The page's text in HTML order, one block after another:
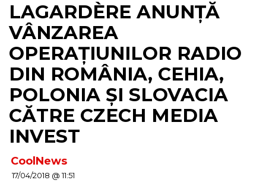
BREAKFAST
TIC TALK
CÂȘTIGĂ
HOT 30
DANCEFLOOR CHART
RADIO ACADEMY
LAGARDÈRE ANUNȚĂ
VÂNZAREA
OPERAȚIUNILOR RADIO
DIN ROMÂNIA, CEHIA,
POLONIA ȘI SLOVACIA
CĂTRE CZECH MEDIA
INVEST
CoolNews
17/04/2018 @ 11:51